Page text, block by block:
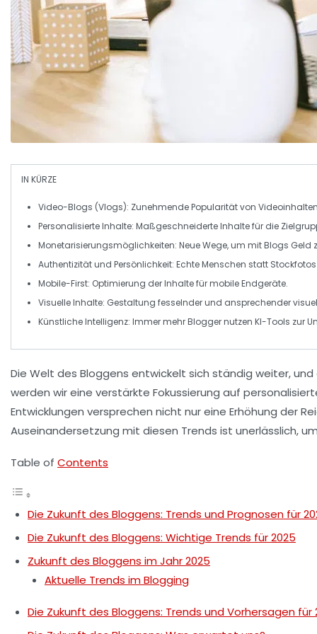
IN KÜRZE
Video-Blogs (Vlogs): Zunehmende Popularität von
Personalisierte Inhalte: Maßgeschneiderte Inhalte für die
Monetarisierungsmöglichkeiten: Neue Wege, um mit Blogs Geld
Authentizität und Persönlichkeit: Echte Menschen statt
Mobile-First: Optimierung der Inhalte für mobile Endgeräte.
Visuelle Inhalte: Gestaltung fesselnder und ansprechender
Künstliche Intelligenz: Immer mehr Blogger nutzen KI-Tools zur
Die Welt des Bloggens entwickelt sich ständig weiter,
werden wir eine verstärkte Fokussierung auf
Entwicklungen versprechen nicht nur eine Erhöhung der
Auseinandersetzung mit diesen Trends ist unerlässlich,
Table of Contents
Die Zukunft des Bloggens: Trends und Prognosen für
Die Zukunft des Bloggens: Wichtige Trends für 2025
Zukunft des Bloggens im Jahr 2025
Aktuelle Trends im Blogging
Die Zukunft des Bloggens: Trends und Vorhersagen für